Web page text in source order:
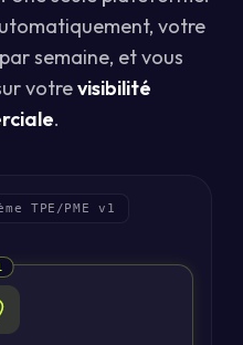
votre
semaine, et vous
votrevisibilité
.
TPE/PME v1